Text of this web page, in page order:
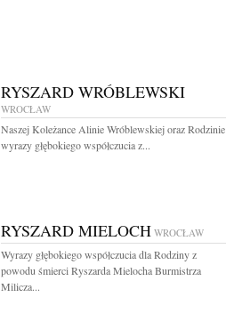
RYSZARD WRÓBLEWSKI
WROCŁAW
Naszej Koleżance Alinie Wróblewskiej oraz Rodzinie
wyrazy głębokiego współczucia z...
RYSZARD MIELOCH WROCŁAW
Wyrazy głębokiego współczucia dla Rodziny z
powodu śmierci Ryszarda Mielocha Burmistrza
Milicza...